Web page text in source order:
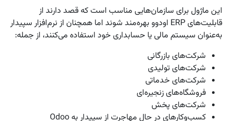
این ماژول برای سازمان‌هایی مناسب است که قصد دارند از
قابلیت‌های ERP اودوو بهره‌مند شوند اما همچنان از نرم‌افزار سپیدار
به‌عنوان سیستم مالی یا حسابداری خود استفاده می‌کنند، از جمله:
شرکت‌های بازرگانی
شرکت‌های تولیدی
شرکت‌های خدماتی
فروشگاه‌های زنجیره‌ای
شرکت‌های پخش
کسب‌وکارهای در حال مهاجرت از سپیدار به Odoo